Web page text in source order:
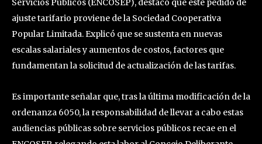
Servicios Públicos (ENCOSEP), destacó que este pedido de
ajuste tarifario proviene de la Sociedad Cooperativa
Popular Limitada. Explicó que se sustenta en nuevas
escalas salariales y aumentos de costos, factores que
fundamentan la solicitud de actualización de las tarifas.
Es importante señalar que, tras la última modificación de la
ordenanza 6050, la responsabilidad de llevar a cabo estas
audiencias públicas sobre servicios públicos recae en el